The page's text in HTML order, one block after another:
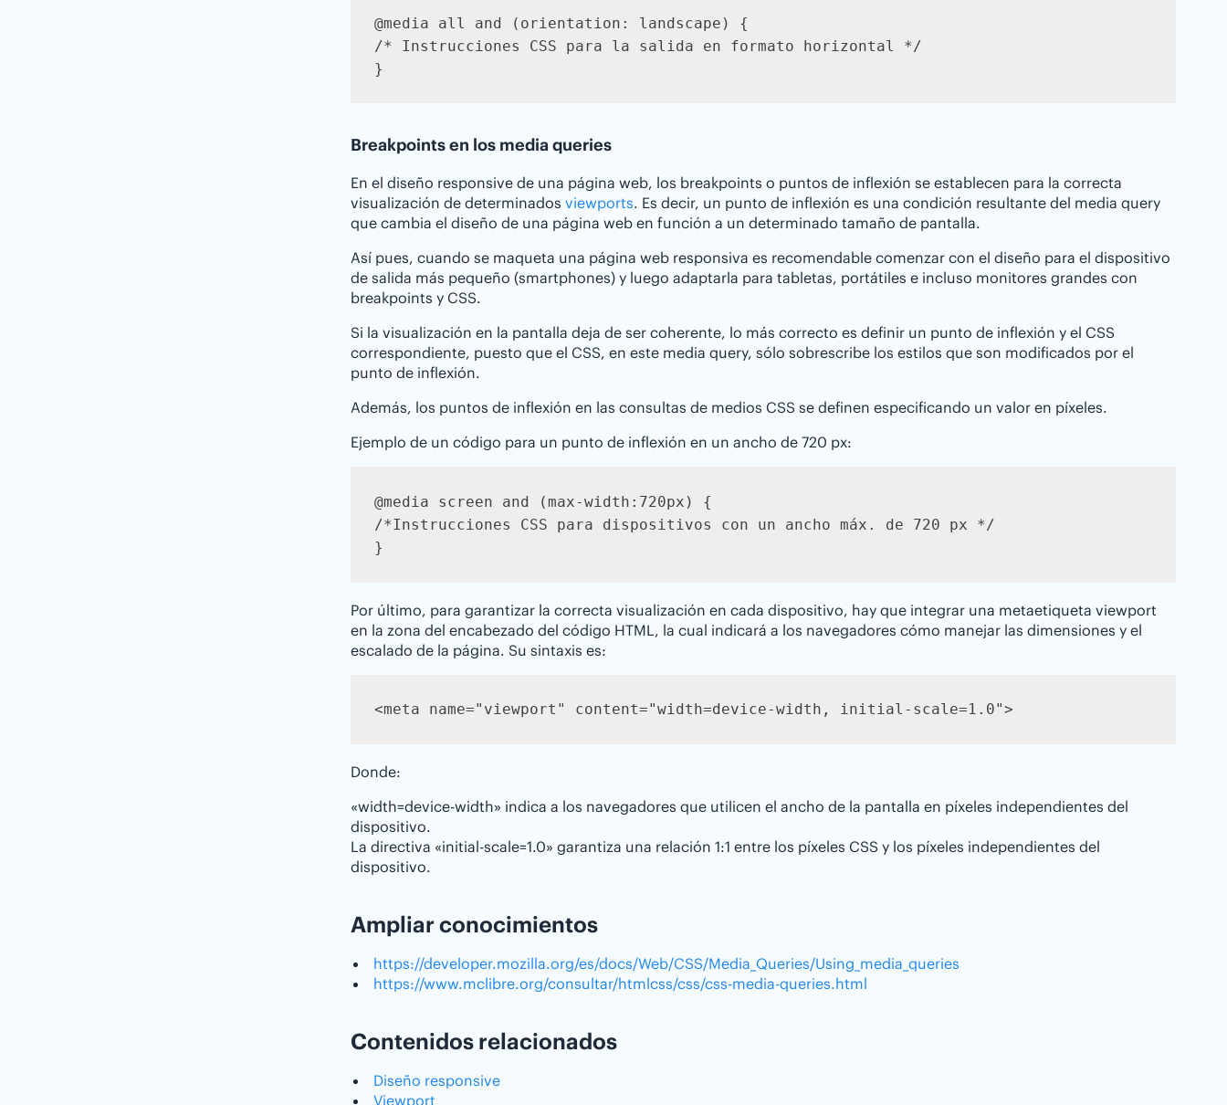
@media all and (orientation: landscape) {
/* Instrucciones CSS para la salida en formato horizontal */
}
Breakpoints en los media queries
En el diseño responsive de una página web, los breakpoints o puntos de inflexión se establecen para la correcta
visualización de determinados viewports. Es decir, un punto de inflexión es una condición resultante del media query
que cambia el diseño de una página web en función a un determinado tamaño de pantalla.
Así pues, cuando se maqueta una página web responsiva es recomendable comenzar con el diseño para el dispositivo
de salida más pequeño (smartphones) y luego adaptarla para tabletas, portátiles e incluso monitores grandes con
breakpoints y CSS.
Si la visualización en la pantalla deja de ser coherente, lo más correcto es definir un punto de inflexión y el CSS
correspondiente, puesto que el CSS, en este media query, sólo sobrescribe los estilos que son modificados por el
punto de inflexión.
Además, los puntos de inflexión en las consultas de medios CSS se definen especificando un valor en píxeles.
Ejemplo de un código para un punto de inflexión en un ancho de 720 px:
@media screen and (max-width:720px) {
/*Instrucciones CSS para dispositivos con un ancho máx. de 720 px */
}
Por último, para garantizar la correcta visualización en cada dispositivo, hay que integrar una metaetiqueta viewport
en la zona del encabezado del código HTML, la cual indicará a los navegadores cómo manejar las dimensiones y el
escalado de la página. Su sintaxis es:
<meta name="viewport" content="width=device-width, initial-scale=1.0">
Donde:
«width=device-width» indica a los navegadores que utilicen el ancho de la pantalla en píxeles independientes del
dispositivo.
La directiva «initial-scale=1.0» garantiza una relación 1:1 entre los píxeles CSS y los píxeles independientes del
dispositivo.
Ampliar conocimientos
https://developer.mozilla.org/es/docs/Web/CSS/Media_Queries/Using_media_queries
https://www.mclibre.org/consultar/htmlcss/css/css-media-queries.html
Contenidos relacionados
Diseño responsive
Viewport